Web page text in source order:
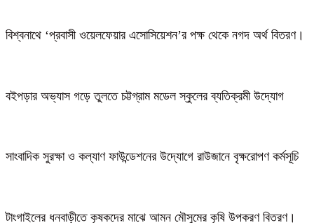
বিশ্বনাথে ‘প্রবাসী ওয়েলফেয়ার এসোসিয়েশন’র পক্ষ থেকে নগদ অর্থ বিতরণ।
বইপড়ার অভ্যাস গড়ে তুলতে চট্টগ্রাম মডেল স্কুলের ব্যতিক্রমী উদ্যোগ
সাংবাদিক সুরক্ষা ও কল্যাণ ফাউন্ডেশনের উদ্যোগে রাউজানে বৃক্ষরোপণ কর্মসূচি
টাংগাইলের ধনবাড়ীতে কৃষকদের মাঝে আমন মৌসুমের কৃষি উপকরণ বিতরণ।